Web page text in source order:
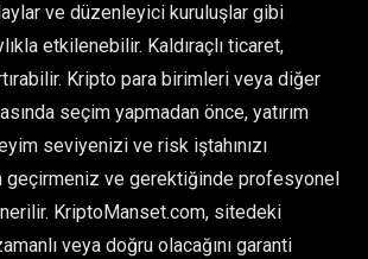
ve düzenleyici kuruluşlar gibi
etkilenebilir. Kaldıraçlı ticaret,
Kripto para birimleri veya diğer
seçim yapmadan önce, yatırım
seviyenizi ve risk iştahınızı
ve gerektiğinde profesyonel
KriptoManset.com, sitedeki
veya doğru olacağını garanti